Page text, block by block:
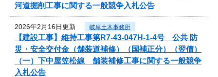
河道掘削工事に関する一般競争入札公告
2026年2月16日更新 岐阜土木事務所
【建設工事】維持工事第R7-43-047H-1-4号 公共 防
災・安全交付金（舗装道補修）（国補正分）（翌債）
（一）下中屋笠松線 舗装補修工事に関する一般競争
入札公告